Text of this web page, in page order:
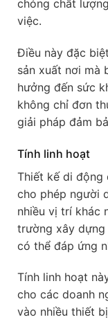
chóng chất
việc.
Điều này đặc
sản xuất nơi mà
hưởng đến sức
không chỉ đơn
giải pháp đảm
Tính linh hoạt
Thiết kế di động
cho phép người
nhiều vị trí khác
trường xây
có thể đáp ứng
Tính linh hoạt
cho các doanh
vào nhiều thiết